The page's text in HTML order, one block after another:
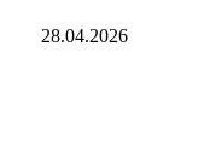
28.04.2026